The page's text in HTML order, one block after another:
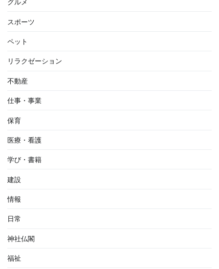
グルメ
スポーツ
ペット
リラクゼーション
不動産
仕事・事業
保育
医療・看護
学び・書籍
建設
情報
日常
神社仏閣
福祉